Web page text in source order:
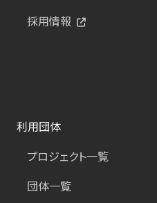
採用情報
利用団体
プロジェクト一覧
団体一覧